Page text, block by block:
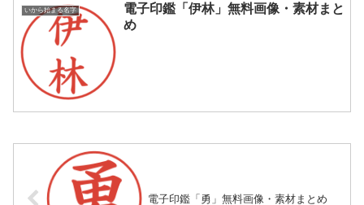
いから始まる名字
電子印鑑「伊林」無料画像・素材まと
め
電子印鑑「勇」無料画像・素材まとめ